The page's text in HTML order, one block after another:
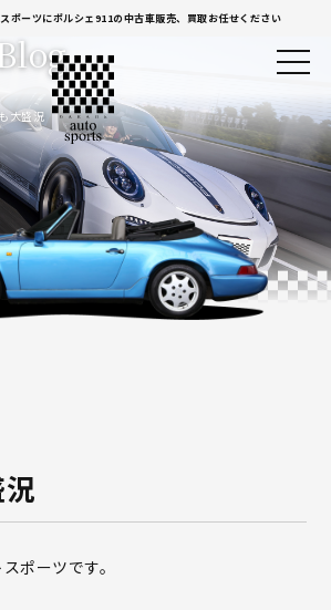
ポーツにポルシェ911の中古車販売、買取お任せください
大盛況
ポーツです。